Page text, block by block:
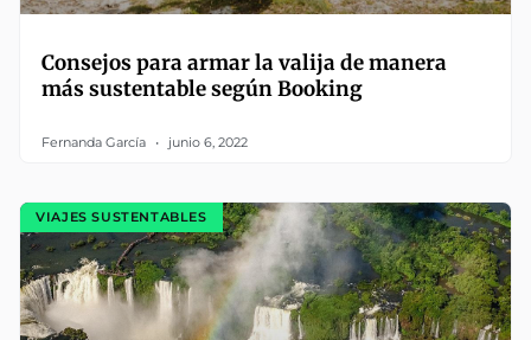
Consejos para armar la valija de manera
más sustentable según Booking
Fernanda García junio 6, 2022
VIAJES SUSTENTABLES